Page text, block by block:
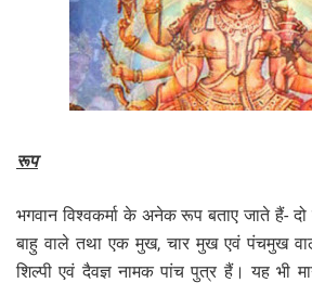
रूप
भगवान विश्वकर्मा के अनेक रूप बताए जाते हैं- दो
बाहु वाले तथा एक मुख, चार मुख एवं पंचमुख
शिल्पी एवं दैवज्ञ नामक पांच पुत्र हैं। यह भी